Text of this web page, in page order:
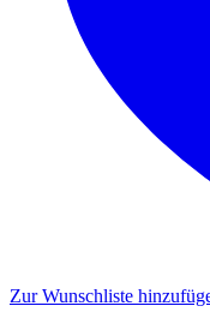
Zur Wunschliste